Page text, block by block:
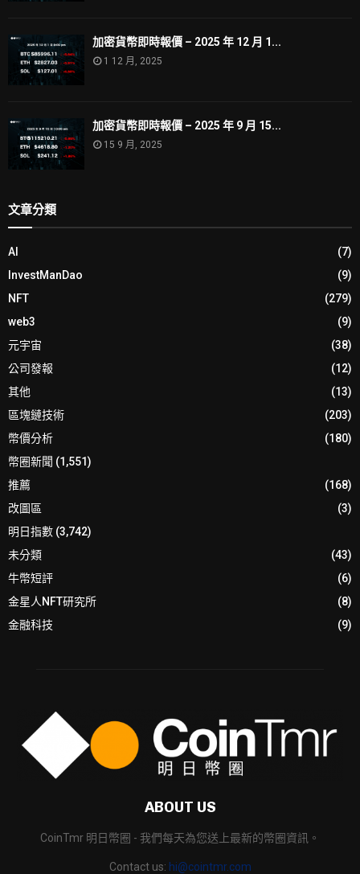
加密貨幣即時報價 – 2025 年 12 月 1...
1 12 月, 2025
加密貨幣即時報價 – 2025 年 9 月 15...
15 9 月, 2025
文章分類
AI
(7)
InvestManDao
(9)
NFT
(279)
web3
(9)
元宇宙
(38)
公司發報
(12)
其他
(13)
區塊鏈技術
(203)
幣價分析
(180)
幣圈新聞 (1,551)
推薦
(168)
改圖區
(3)
明日指數 (3,742)
未分類
(43)
牛幣短評
(6)
金星人NFT研究所
(8)
金融科技
(9)
ABOUT US
CoinTmr 明日幣圈 - 我們每天為您送上最新的幣圈資訊。
Contact us: hi@cointmr.com